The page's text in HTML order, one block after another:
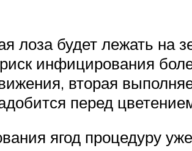
лоза будет лежать на
инфицирования
вторая
перед
ягод процедуру